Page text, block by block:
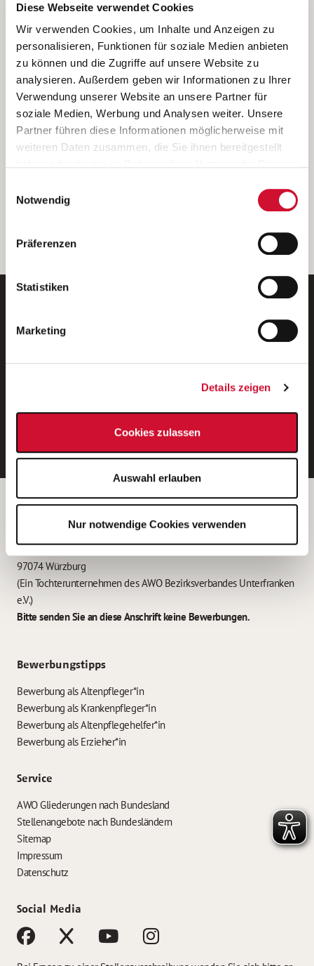
Diese Webseite verwendet Cookies
Wir verwenden Cookies, um Inhalte und Anzeigen zu
personalisieren, Funktionen für soziale Medien anbieten
zu können und die Zugriffe auf unsere Website zu
analysieren. Außerdem geben wir Informationen zu Ihrer
Verwendung unserer Website an unsere Partner für
soziale Medien, Werbung und Analysen weiter. Unsere
Partner führen diese Informationen möglicherweise mit
weiteren Daten zusammen, die Sie ihnen bereitgestellt
Wenn Sie auf „Cookies zulassen“ klicken, so stimmen
Sie der Speicherung sämtlicher Cookies zu. Sie können
Ihre Einwilligung selbstverständlich jederzeit widerrufen,
indem Sie die Cookie-Einstellungen aufrufen und diese
unserer
Notwendig
Präferenzen
Statistiken
Marketing
Details zeigen
Cookies zulassen
Auswahl erlauben
Nur notwendige Cookies verwenden
Ich bin damit einverstanden, dass meine personenbezogenen Daten
ausschließlich zum Zweck der Durchführung der Kontaktanfrage
verarbeitet, auf IT- Systemen der Garitz Bewirtschaftungsbetriebe
GmbH, Heinrich-von-Kleist-Straße 2, 97688 Bad Kissingen
(Betreiber) gespeichert und an die für das Stellenangebot
verantwortliche Stelle zur Kontaktaufnahme weitergegeben
werden.
Diese Einwilligungserklärung kann ich jederzeit gegenüber dem
Weitere Details können Sie der
entnehmen.
E-Mail-Adresse eintragen
Betreiber der Webseite
Garitz Bewirtschaftungsbetriebe GmbH
Kantstraße 45a
97074 Würzburg
(Ein Tochterunternehmen des AWO Bezirksverbandes Unterfranken
e.V.)
Bitte senden Sie an diese Anschrift keine Bewerbungen.
Bewerbungstipps
Bewerbung als Altenpfleger*in
Bewerbung als Krankenpfleger*in
Bewerbung als Altenpflegehelfer*in
Bewerbung als Erzieher*in
Service
AWO Gliederungen nach Bundesland
Stellenangebote nach Bundesländern
Sitemap
Impressum
Datenschutz
Social Media